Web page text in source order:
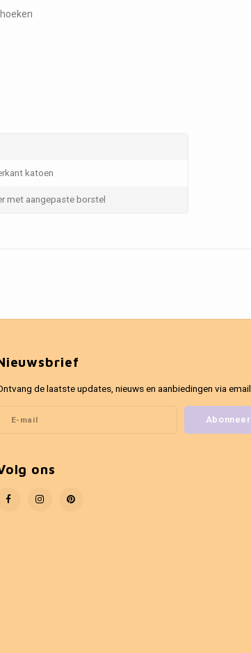
katoen
met aangepaste borstel
de laatste updates, nieuws en aanbiedingen via email
Abonneer
ons